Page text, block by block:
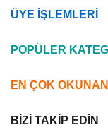
ÜYE İŞLEMLERİ
POPÜLER
EN ÇOK
BİZİ TAKİP EDİN